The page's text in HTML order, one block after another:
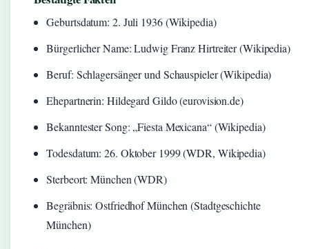
Geburtsdatum: 2. Juli 1936 (Wikipedia)
Bürgerlicher Name: Ludwig Franz Hirtreiter (Wikipedia)
Beruf: Schlagersänger und Schauspieler (Wikipedia)
Ehepartnerin: Hildegard Gildo (eurovision.de)
Bekanntester Song: „Fiesta Mexicana“ (Wikipedia)
Todesdatum: 26. Oktober 1999 (WDR, Wikipedia)
Sterbeort: München (WDR)
Begräbnis: Ostfriedhof München (Stadtgeschichte
München)